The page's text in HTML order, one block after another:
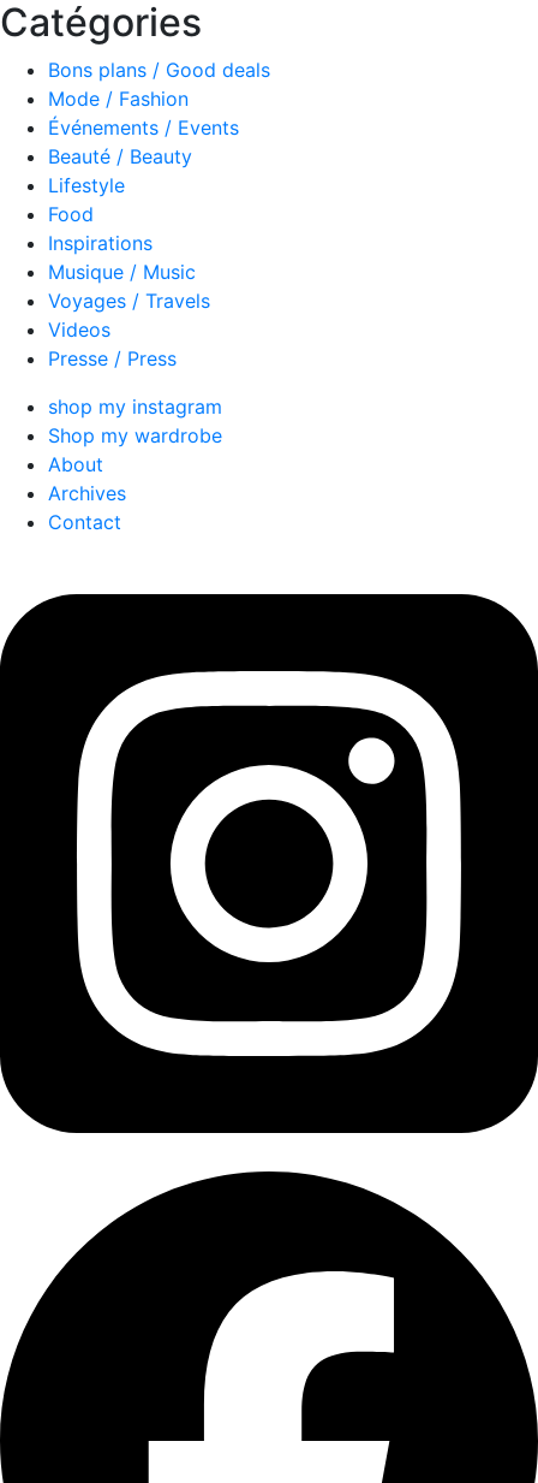
Catégories
Bons plans / Good deals
Mode / Fashion
Événements / Events
Beauté / Beauty
Lifestyle
Food
Inspirations
Musique / Music
Voyages / Travels
Videos
Presse / Press
shop my instagram
Shop my wardrobe
About
Archives
Contact